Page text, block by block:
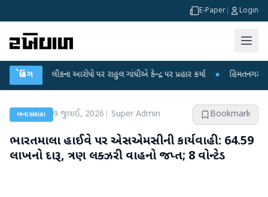
E-Paper Login
બ્રેકિંગ
લીકના આરોપો પર રાહુલ ગાંધીએ કેન્દ્ર પર પ્રહાર કર્યા ● હિંમતનગરમાં
બનાસકાંઠા 9 જુલાઈ, 2026 Super Admin Bookmark
ભારતમાલા હાઈવે પર એસએમસીની કાર્યવાહી: 64.59
લાખનો દારૂ, ત્રણ લક્ઝરી વાહનો જપ્ત; 8 વોન્ટેડ